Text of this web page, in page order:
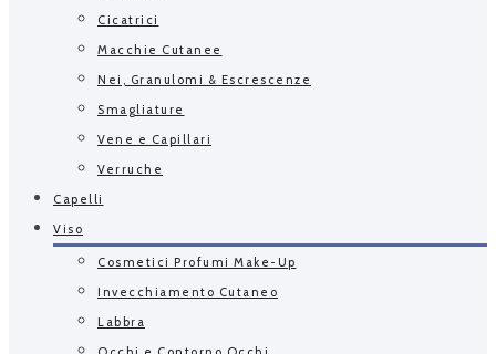
Cicatrici
Macchie Cutanee
Nei, Granulomi & Escrescenze
Smagliature
Vene e Capillari
Verruche
Capelli
Viso
Cosmetici Profumi Make-Up
Invecchiamento Cutaneo
Labbra